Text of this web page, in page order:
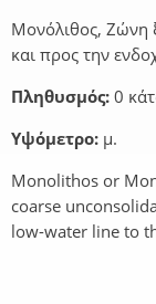
Μονόλιθος, Ζώνη
και προς την
Πληθυσμός: 0
Υψόμετρο: μ.
Monolithos or
coarse
low-water line to